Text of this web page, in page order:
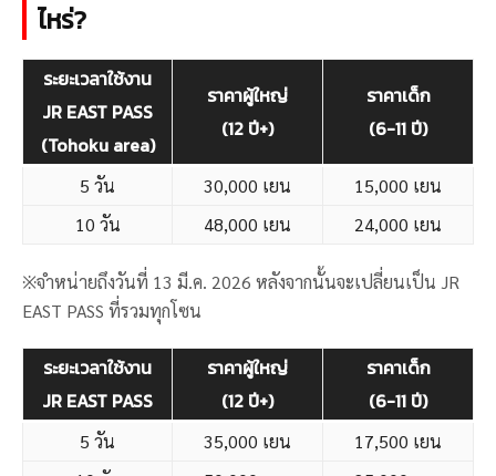
ไหร่?
ระยะเวลาใช้งาน
JR EAST PASS
(Tohoku area)
ราคาผู้ใหญ่
(12 ปี+)
ราคาเด็ก
(6-11 ปี)
5 วัน 30,000​ เยน
15,000​ เยน
10 วัน
48,000​ เยน 24,000​ เยน
※จำหน่ายถึงวันที่ 13 มี.ค. 2026 หลังจากนั้นจะเปลี่ยนเป็น JR
EAST PASS ที่รวมทุกโซน
ระยะเวลาใช้งาน
JR EAST PASS
ราคาผู้ใหญ่
(12 ปี+)
ราคาเด็ก
(6-11 ปี)
5 วัน 35,000 เยน
17,500 เยน